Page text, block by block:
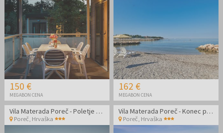
150 €
MEGABON CENA
162 €
MEGABON CENA
Vila Materada Poreč - Poletje na izjemni lokaciji
Poreč, Hrvaška
Vila Materada Poreč - Konec poletja na izjemni lokaciji
Poreč, Hrvaška